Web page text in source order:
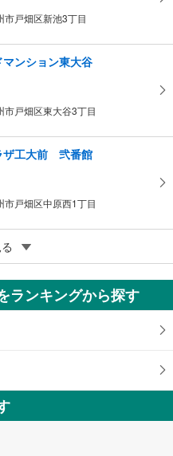
市戸畑区新池3丁目
ンション東大谷
市戸畑区東大谷3丁目
ザ工大前 弐番館
市戸畑区中原西1丁目
ザ一枝学園通り
市戸畑区土取町
ランキングから探す